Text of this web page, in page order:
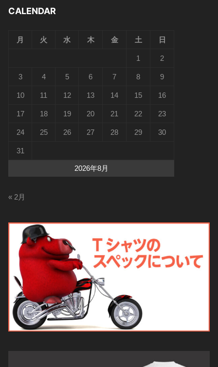
CALENDAR
2026年8月
月 火 水 木 金 土 日
1 2
3 4 5 6 7 8 9
10 11 12 13 14 15 16
17 18 19 20 21 22 23
24 25 26 27 28 29 30
31
« 2月